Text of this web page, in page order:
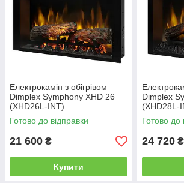
Електрокамін з обігрівом
Dimplex Symphony XHD 26
(XHD26L-INT)
Готово до відправки
21 600 ₴
Купити
Dimplex
(XHD28L-
Готово до
24 720 ₴